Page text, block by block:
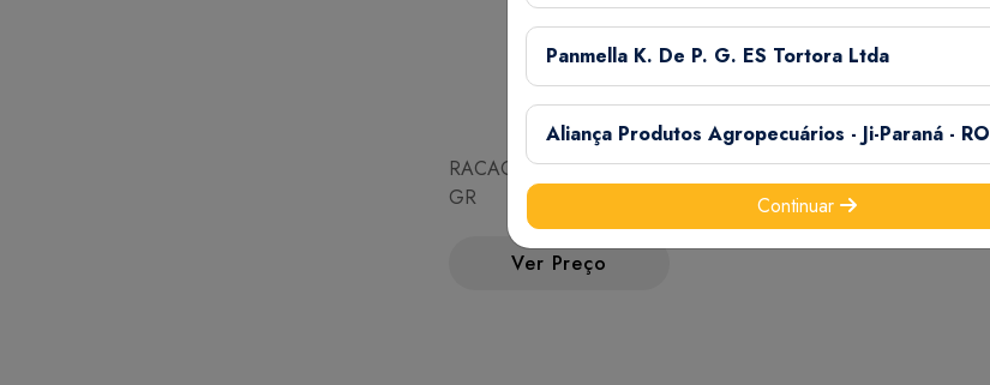
RACAO BASIC FISH 50
GR
Ver Preço
Panmella K. De P. G. ES Tortora Ltda
Aliança Produtos Agropecuários - Ji-Paraná - RO
Continuar